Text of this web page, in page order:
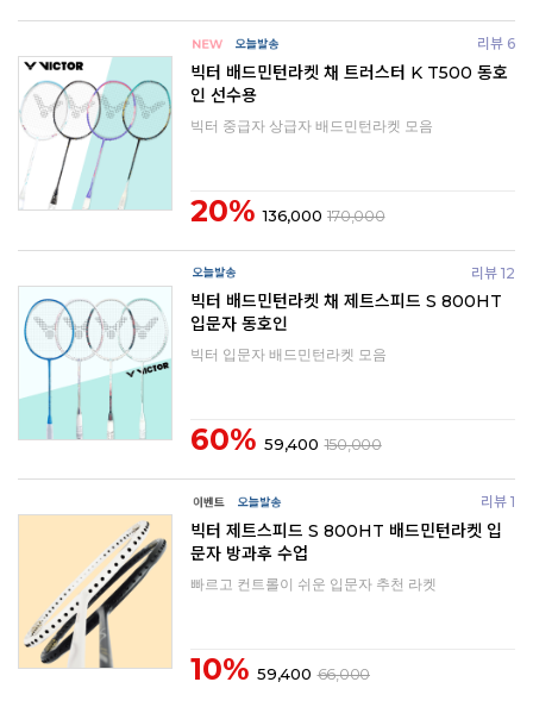
리뷰 6
빅터 배드민턴라켓 채 트러스터 K T500 동호
인 선수용
빅터 중급자 상급자 배드민턴라켓 모음
20% 136,000 170,000
리뷰 12
빅터 배드민턴라켓 채 제트스피드 S 800HT
입문자 동호인
빅터 입문자 배드민턴라켓 모음
60% 59,400 150,000
리뷰 1
빅터 제트스피드 S 800HT 배드민턴라켓 입
문자 방과후 수업
빠르고 컨트롤이 쉬운 입문자 추천 라켓
10% 59,400 66,000